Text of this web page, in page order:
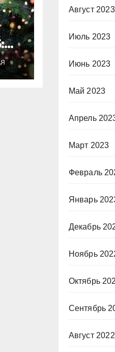
Август 2023
Июль 2023
Июнь 2023
Май 2023
Апрель
Март 2023
Февраль
Январь
Декабрь
Ноябрь
Октябрь
Сентябрь
Август 2022